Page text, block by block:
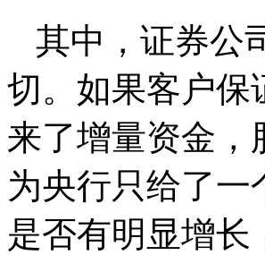
其中，证券公
切。如果客户保
来了增量资金，
为央行只给了
是否有明显增长